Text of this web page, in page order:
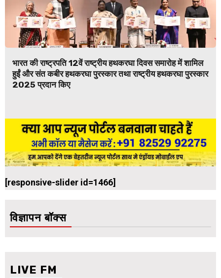
भारत की राष्ट्रपति 12वें राष्ट्रीय हथकरघा दिवस समारोह में शामिल
हुईं और संत कबीर हथकरघा पुरस्कार तथा राष्ट्रीय हथकरघा पुरस्कार
2025 प्रदान किए
[responsive-slider id=1466]
विज्ञापन बॉक्स
LIVE FM